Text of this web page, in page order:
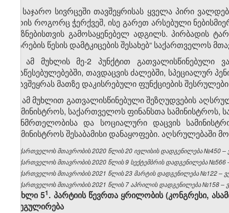
2. საჯარო სივრცეში თავშეყრისას ყველა პირი
არის როგორც ჭერქვეშ, ისე გარეთ არსებული
მიზნებისთვის გამოსაყენებელ ადგილს. პირბადის
ტარების წესის დამტკიცების შესახებ“ საქართველოს
3. ამ მუხლის მე-2 პუნქტით გათვალისწინებული
დაწესებულებებში, თავდაცვის ძალებში, სპეციალურ
თავშეყრას მათზე დაკისრებული ფუნქციების
4. ამ მუხლით გათვალისწინებული შეზღუდვების
სამინისტროს, საქართველოს ფინანსთა
ჯანმრთელობისა და სოციალური დაცვის
სამინისტროს შესაბამისი დანაყოფები.
საქართველოს მთავრობის 2020 წლის 20 ივლისის დადგენილება №450 –
საქართველოს მთავრობის 2020 წლის 9 სექტემბრის დადგენილება №566
საქართველოს მთავრობის 2021 წლის 23 მარტის დადგენილება №122 –
საქართველოს მთავრობის 2021 წლის 7 აპრილის დადგენილება №158 –
მუხლი 5​1. პარტიის წევრთა ყრილობის (კონგრესი,
რეგულირება